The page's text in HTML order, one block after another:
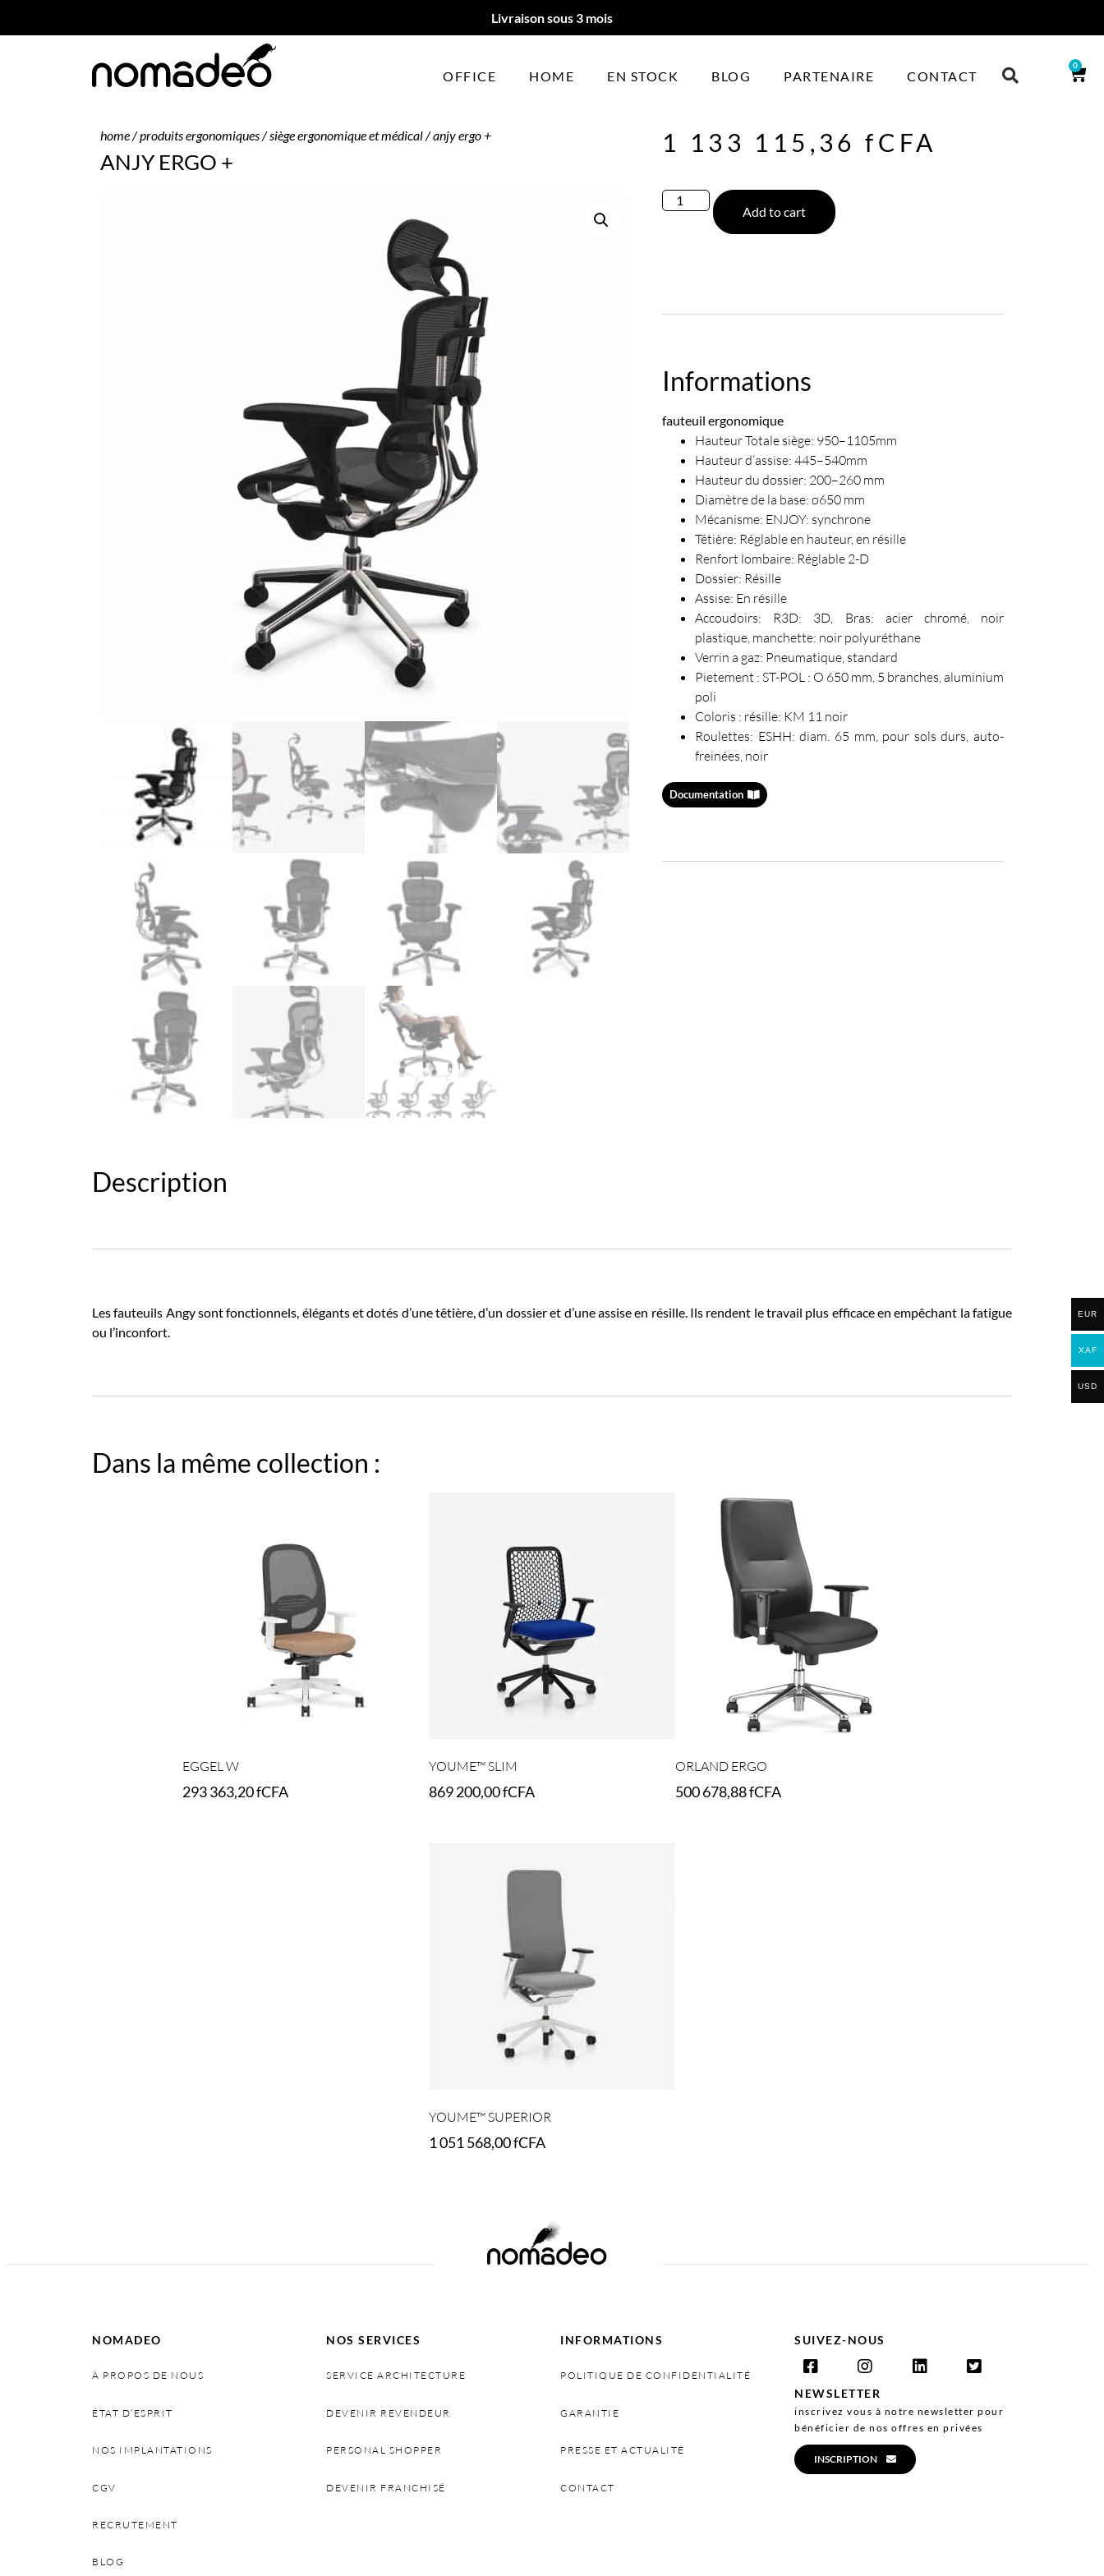
Livraison sous 3 mois
OFFICE HOME EN STOCK BLOG PARTENAIRE CONTACT
0
home/produits ergonomiques/siège ergonomique et médical/ anjy ergo +
ANJY ERGO +
1 133 115,36fCFA
Add to cart
Informations
fauteuil ergonomique
Hauteur Totale siège: 950–1105mm
Hauteur d’assise: 445–540mm
Hauteur du dossier: 200–260 mm
Diamètre de la base: ø650 mm
Mécanisme: ENJOY: synchrone
Têtière: Réglable en hauteur, en résille
Renfort lombaire: Réglable 2-D
Dossier: Résille
Assise: En résille
Accoudoirs: R3D: 3D, Bras: acier chromé, noir
plastique, manchette: noir polyuréthane
Verrin a gaz: Pneumatique, standard
Pietement : ST-POL : O 650 mm, 5 branches, aluminium
poli
Coloris : résille: KM 11 noir
Roulettes: ESHH: diam. 65 mm, pour sols durs, auto-
freinées, noir
Documentation
Description
Les fauteuils Angy sont fonctionnels, élégants et dotés d’une têtière, d’un dossier et d’une assise en résille. Ils rendent le travail plus efficace en empêchant la fatigue
ou l’inconfort.
Dans la même collection :
EGGEL W
293 363,20fCFA
YOUME™ SLIM
869 200,00fCFA
ORLAND ERGO
500 678,88fCFA
YOUME™ SUPERIOR
1 051 568,00fCFA
NOMADEO
À PROPOS DE NOUS
ÉTAT D’ESPRIT
NOS IMPLANTATIONS
CGV
RECRUTEMENT
BLOG
NOS SERVICES
SERVICE ARCHITECTURE
DEVENIR REVENDEUR
PERSONAL SHOPPER
DEVENIR FRANCHISÉ
INFORMATIONS
POLITIQUE DE CONFIDENTIALITÉ
GARANTIE
PRESSE ET ACTUALITÉ
CONTACT
SUIVEZ-NOUS
NEWSLETTER
inscrivez vous à notre newsletter pour
bénéficier de nos offres en privées
INSCRIPTION
EUR
XAF
USD